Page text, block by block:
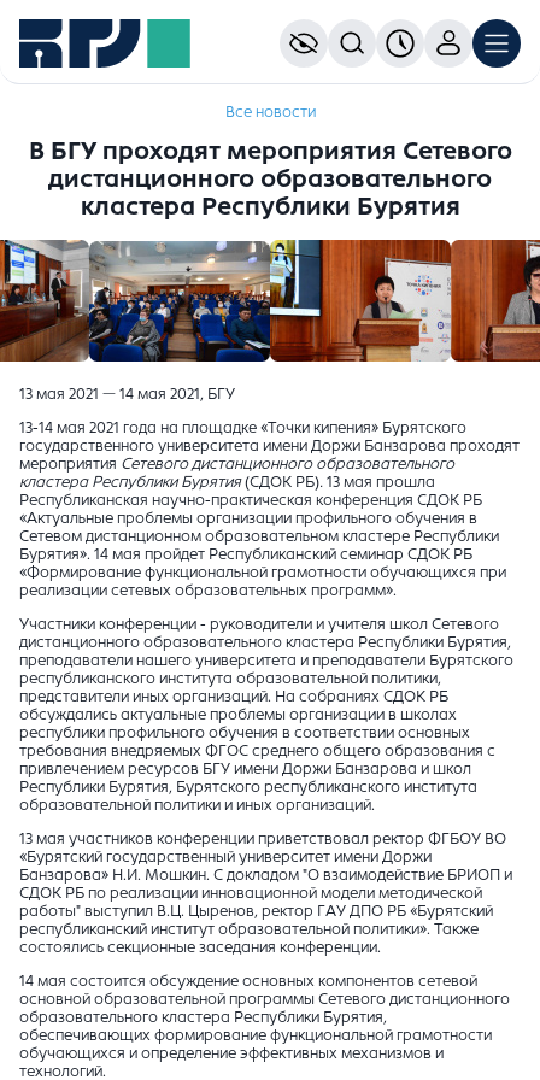
Все новости
В БГУ проходят мероприятия Сетевого
дистанционного образовательного
кластера Республики Бурятия
13 мая 2021 — 14 мая 2021, БГУ
13-14 мая 2021 года на площадке «Точки кипения» Бурятского
государственного университета имени Доржи Банзарова проходят
мероприятия Сетевого дистанционного образовательного
кластера Республики Бурятия(СДОК РБ). 13 мая прошла
Республиканская научно-практическая конференция СДОК РБ
«Актуальные проблемы организации профильного обучения в
Сетевом дистанционном образовательном кластере Республики
Бурятия». 14 мая пройдет Республиканский семинар СДОК РБ
«Формирование функциональной грамотности обучающихся при
реализации сетевых образовательных программ».
Участники конференции - руководители и учителя школ Сетевого
дистанционного образовательного кластера Республики Бурятия,
преподаватели нашего университета и преподаватели Бурятского
республиканского института образовательной политики,
представители иных организаций. На собраниях СДОК РБ
обсуждались актуальные проблемы организации в школах
республики профильного обучения в соответствии основных
требования внедряемых ФГОС среднего общего образования с
привлечением ресурсов БГУ имени Доржи Банзарова и школ
Республики Бурятия, Бурятского республиканского института
образовательной политики и иных организаций.
13 мая участников конференции приветствовал ректор ФГБОУ ВО
«Бурятский государственный университет имени Доржи
Банзарова» Н.И. Мошкин. С докладом "О взаимодействие БРИОП и
СДОК РБ по реализации инновационной модели методической
работы" выступил В.Ц. Цыренов, ректор ГАУ ДПО РБ «Бурятский
республиканский институт образовательной политики». Также
состоялись секционные заседания конференции.
14 мая состоится обсуждение основных компонентов сетевой
основной образовательной программы Сетевого дистанционного
образовательного кластера Республики Бурятия,
обеспечивающих формирование функциональной грамотности
обучающихся и определение эффективных механизмов и
технологий.